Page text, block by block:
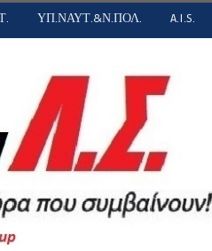
ΥΠ.ΝΑΥΤ.&Ν.ΠΟΛ. A.I.S.